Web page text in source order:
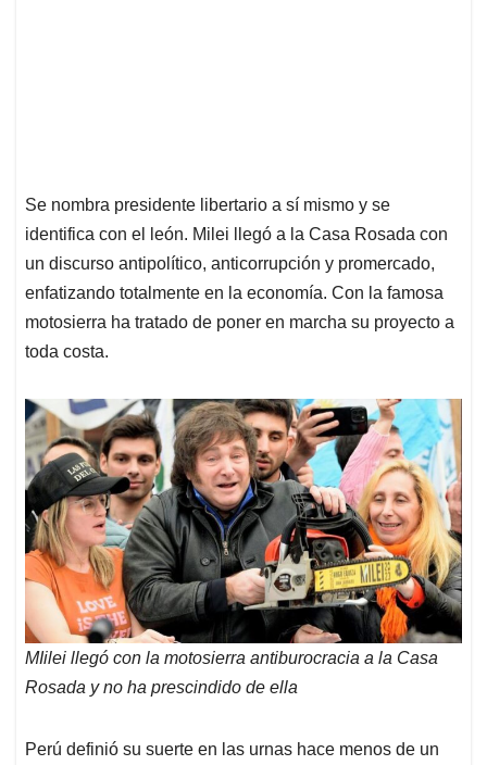
Se nombra presidente libertario a sí mismo y se
identifica con el león. Milei llegó a la Casa Rosada con
un discurso antipolítico, anticorrupción y promercado,
enfatizando totalmente en la economía. Con la famosa
motosierra ha tratado de poner en marcha su proyecto a
toda costa.
MIilei llegó con la motosierra antiburocracia a la Casa
Rosada y no ha prescindido de ella
Perú definió su suerte en las urnas hace menos de un